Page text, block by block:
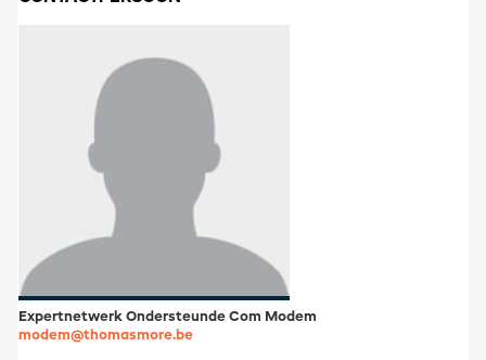
Expertnetwerk Ondersteunde Com Modem
modem@thomasmore.be